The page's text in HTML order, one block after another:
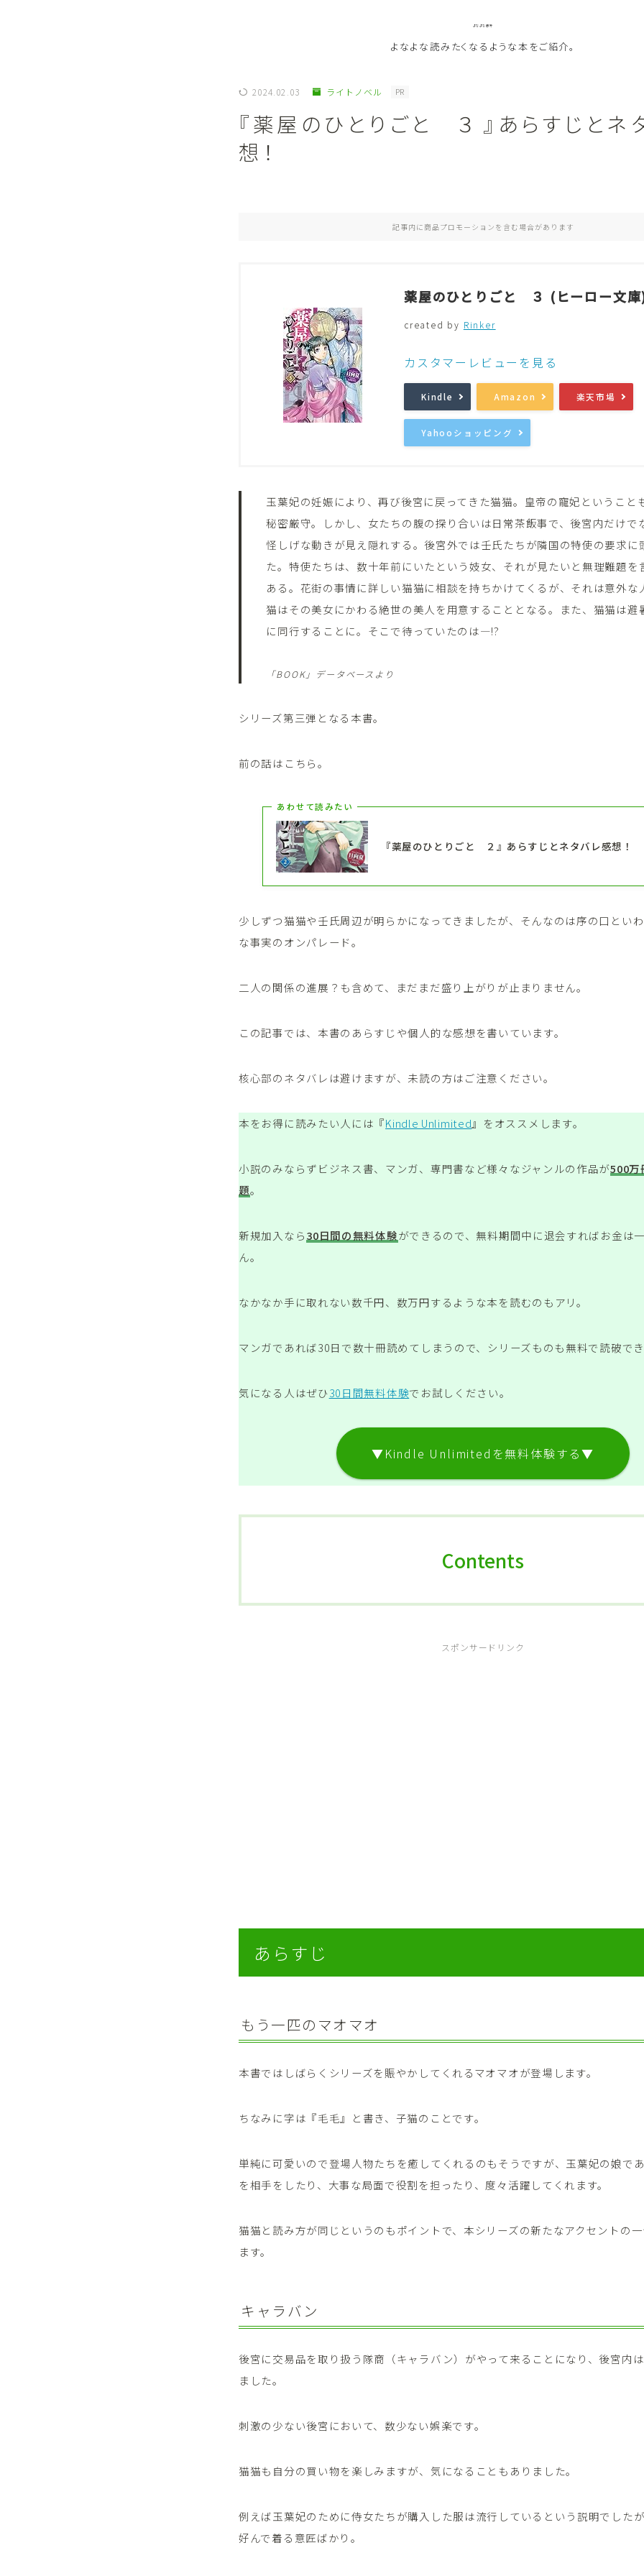
よなよな書房
よなよな読みたくなるような本をご紹介。
作者別おすすめ Author
音楽 Music
2024.02.03 ライトノベル PR
『薬屋のひとりごと ３ 』あらすじとネ
想！
記事内に商品プロモーションを含む場合があります
薬屋のひとりごと ３ (ヒーロー文庫
created by Rinker
カスタマーレビューを見る
Kindle Amazon 楽天市場
Yahooショッピング
玉葉妃の妊娠により、再び後宮に戻ってきた猫猫。皇帝の寵妃ということ
秘密厳守。しかし、女たちの腹の探り合いは日常茶飯事で、後宮内だけで
怪しげな動きが見え隠れする。後宮外では壬氏たちが隣国の特使の要求に
た。特使たちは、数十年前にいたという妓女、それが見たいと無理難題を
ある。花街の事情に詳しい猫猫に相談を持ちかけてくるが、それは意外な
猫はその美女にかわる絶世の美人を用意することとなる。また、猫猫は避
に同行することに。そこで待っていたのは―!?
「BOOK」データベースより
シリーズ第三弾となる本書。
前の話はこちら。
あわせて読みたい
『薬屋のひとりごと ２』あらすじとネタバレ感想！
少しずつ猫猫や壬氏周辺が明らかになってきましたが、そんなのは序の口とい
な事実のオンパレード。
二人の関係の進展？も含めて、まだまだ盛り上がりが止まりません。
この記事では、本書のあらすじや個人的な感想を書いています。
核心部のネタバレは避けますが、未読の方はご注意ください。
本をお得に読みたい人には『Kindle Unlimited』をオススメします。
小説のみならずビジネス書、マンガ、専門書など様々なジャンルの作品が500万
題。
新規加入なら30日間の無料体験ができるので、無料期間中に退会すればお金は
ん。
なかなか手に取れない数千円、数万円するような本を読むのもアリ。
マンガであれば30日で数十冊読めてしまうので、シリーズものも無料で読破でき
気になる人はぜひ30日間無料体験でお試しください。
▼Kindle Unlimitedを無料体験する▼
Contents
スポンサードリンク
あらすじ
もう一匹のマオマオ
本書ではしばらくシリーズを賑やかしてくれるマオマオが登場します。
ちなみに字は『毛毛』と書き、子猫のことです。
単純に可愛いので登場人物たちを癒してくれるのもそうですが、玉葉妃の娘であ
を相手をしたり、大事な局面で役割を担ったり、度々活躍してくれます。
猫猫と読み方が同じというのもポイントで、本シリーズの新たなアクセントの
ます。
キャラバン
後宮に交易品を取り扱う隊商（キャラバン）がやって来ることになり、後宮内
ました。
刺激の少ない後宮において、数少ない娯楽です。
猫猫も自分の買い物を楽しみますが、気になることもありました。
例えば玉葉妃のために侍女たちが購入した服は流行しているという説明でした
好んで着る意匠ばかり。